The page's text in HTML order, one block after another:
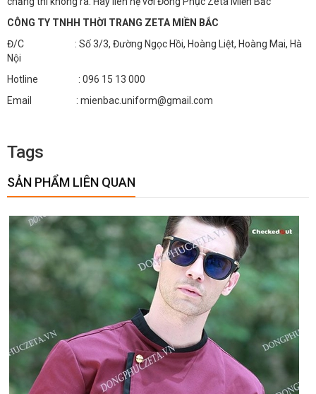
CÔNG TY TNHH THỜI TRANG ZETA MIỀN BẮC
Đ/C : Số 3/3, Đường Ngọc Hồi, Hoàng Liệt, Hoàng Mai, Hà
Nội
Hotline : 096 15 13 000
Email : mienbac.uniform@gmail.com
Tags
SẢN PHẨM LIÊN QUAN